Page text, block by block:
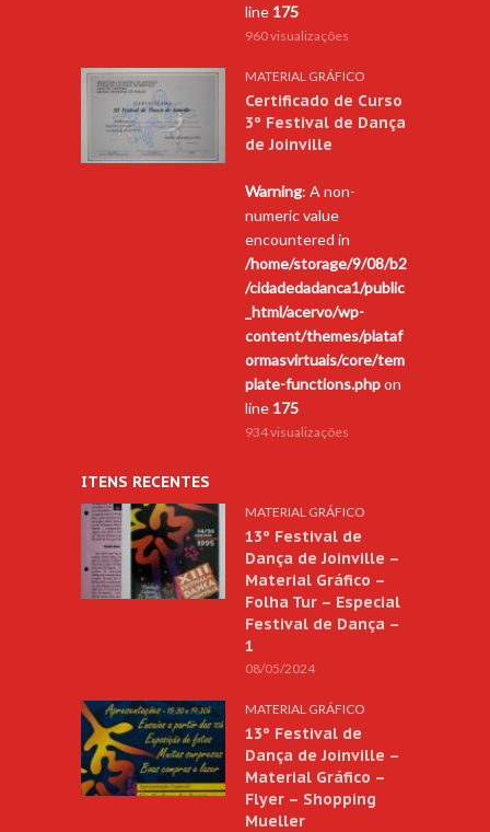
line 175
960 visualizações
MATERIAL GRÁFICO
Certificado de Curso
3º Festival de Dança
de Joinville
Warning: A non-
numeric value
encountered in
/home/storage/9/08/b2
/cidadedadanca1/public
_html/acervo/wp-
content/themes/plataf
ormasvirtuais/core/tem
plate-functions.phpon
line 175
934 visualizações
ITENS RECENTES
MATERIAL GRÁFICO
13º Festival de
Dança de Joinville –
Material Gráfico –
Folha Tur – Especial
Festival de Dança –
1
08/05/2024
MATERIAL GRÁFICO
13º Festival de
Dança de Joinville –
Material Gráfico –
Flyer – Shopping
Mueller